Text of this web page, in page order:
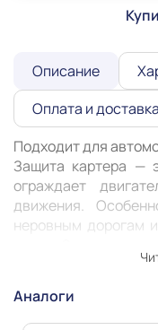
Описание
Оплата и доставка
Подходит для
Защита картера —
ограждает
движения.
неровным дорогам
пробитие
Аналоги